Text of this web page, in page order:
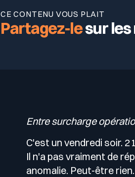
CE CONTENU VOUS PLAIT
Partagez-lesur les
Entre surcharge
C'est un vendredi soir.
Il n'a pas vraiment de
anomalie. Peut-être